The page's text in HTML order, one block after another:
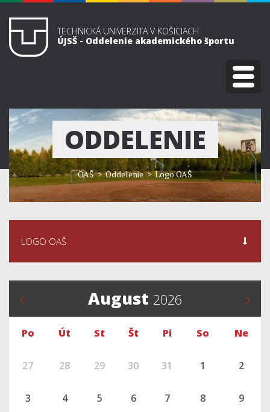
TECHNICKÁ UNIVERZITA V KOŠICIACH
ÚJSŠ - Oddelenie akademického športu
ODDELENIE
OAŠ> Oddelenie > Logo OAŠ
LOGO OAŠ
August 2026
Po Út St Št Pi So Ne
27 28 29 30 31 1 2
3 4 5 6 7 8 9